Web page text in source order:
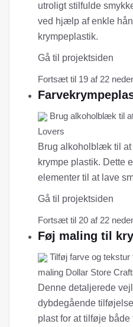
utroligt stilfulde
ved hjælp af enkle
krympeplastik.
Gå til projektsiden
Fortsæt til 19 af 22
Brug alkoholblæk til
Lovers
Brug alkoholblæk til
krympe plastik. Dette
elementer til at lave
Gå til projektsiden
Fortsæt til 20 af 22
Føj maling til
Tilføj farve og
maling Dollar Store
Denne detaljerede
dybdegående
plast for at tilføje